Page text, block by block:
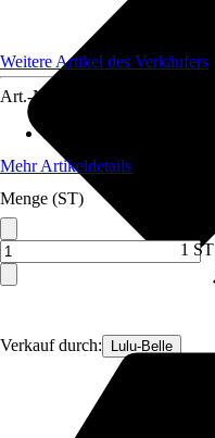
Verkauf durch: Lulu-Belle
Weitere Artikel des Verkäufers
Art.-Nr.
Mehr Artikeldetails
Menge (ST)
1 ST